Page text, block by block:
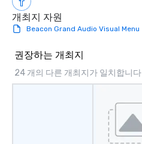
개최지 자원
Beacon Grand Audio Visual Menu
권장하는 개최지
24 개의 다른 개최지가 일치합니다